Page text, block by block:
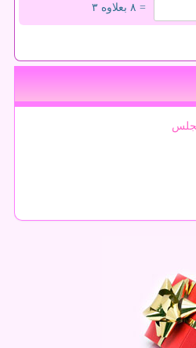
= ۸ بعلاوه ۳